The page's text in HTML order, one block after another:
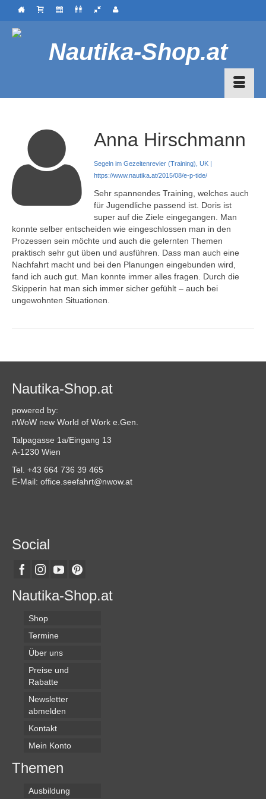
Anna Hirschmann
Segeln im Gezeitenrevier (Training), UK |
https://www.nautika.at/2015/08/e-p-tide/
Sehr spannendes Training, welches auch
für Jugendliche passend ist. Doris ist
super auf die Ziele eingegangen. Man
konnte selber entscheiden wie eingeschlossen man in den
Prozessen sein möchte und auch die gelernten Themen
praktisch sehr gut üben und ausführen. Dass man auch eine
Nachfahrt macht und bei den Planungen eingebunden wird,
fand ich auch gut. Man konnte immer alles fragen. Durch die
Skipperin hat man sich immer sicher gefühlt – auch bei
ungewohnten Situationen.
Nautika-Shop.at
powered by:
nWoW new World of Work e.Gen.
Talpagasse 1a/Eingang 13
A-1230 Wien
Tel. +43 664 736 39 465
E-Mail: office.seefahrt@nwow.at
Social
Nautika-Shop.at
Shop
Termine
Über uns
Preise und
Rabatte
Newsletter
abmelden
Kontakt
Mein Konto
Themen
Ausbildung